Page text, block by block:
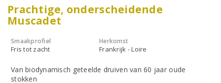
Prachtige, onderscheidende
Muscadet
Smaakprofiel
Fris tot zacht
Herkomst
Frankrijk - Loire
Van biodynamisch geteelde druiven van 60 jaar oude
stokken